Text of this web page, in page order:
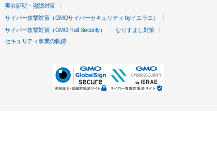
実在証明・盗聴対策
サイバー攻撃対策（GMOサイバーセキュリティ byイエラエ）
サイバー攻撃対策（GMO Flatt Security）
なりすまし対策
セキュリティ事業の軌跡